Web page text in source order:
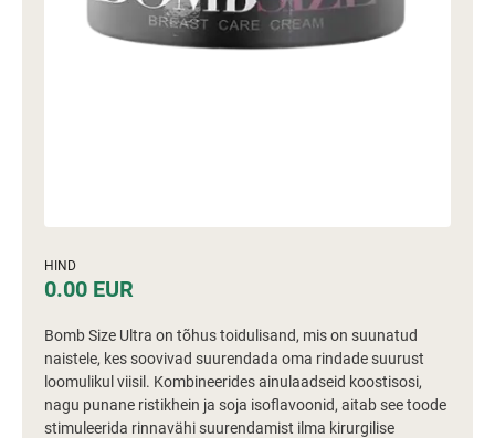
HIND
0.00 EUR
Bomb Size Ultra on tõhus toidulisand, mis on suunatud
naistele, kes soovivad suurendada oma rindade suurust
loomulikul viisil. Kombineerides ainulaadseid koostisosi,
nagu punane ristikhein ja soja isoflavoonid, aitab see toode
stimuleerida rinnavähi suurendamist ilma kirurgilise